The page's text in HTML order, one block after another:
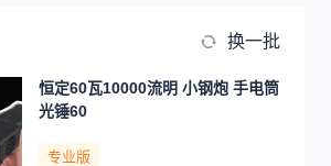
换一批
恒定60瓦10000流明 小钢炮 手电筒
光锤60
专业版